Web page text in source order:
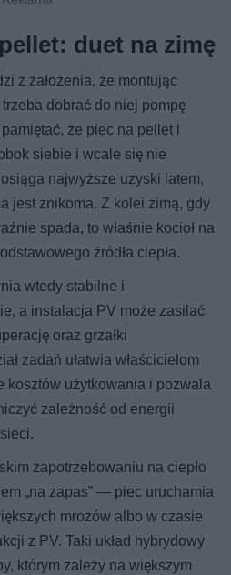
duet na zimę
z założenia, że montując
trzeba dobrać do niej pompę
że piec na pellet i
siebie i wcale się nie
najwyższe uzyski latem,
jest znikoma. Z kolei zimą, gdy
spada, to właśnie kocioł na
źródła ciepła.
wtedy stabilne i
a instalacja PV może zasilać
oraz grzałki
zadań ułatwia właścicielom
kosztów użytkowania i pozwala
zależność od energii
zapotrzebowaniu na ciepło
„na zapas” — piec uruchamia
mrozów albo w czasie
z PV. Taki układ hybrydowy
którym zależy na większym